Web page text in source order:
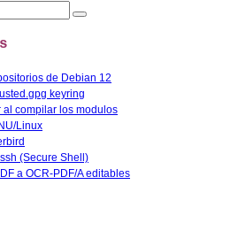
de Debian 12
keyring
al compilar los modulos
Linux
(Secure Shell)
a OCR-PDF/A editables